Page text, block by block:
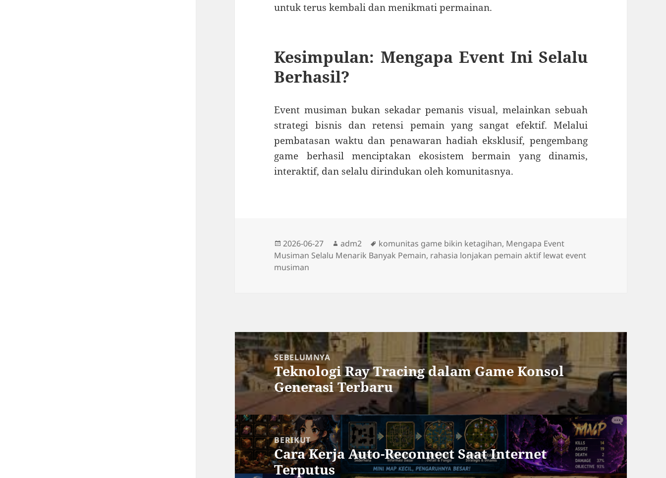
untuk terus kembali dan menikmati permainan.
Kesimpulan: Mengapa Event Ini Selalu
Berhasil?
Event musiman bukan sekadar pemanis visual, melainkan sebuah
strategi bisnis dan retensi pemain yang sangat efektif. Melalui
pembatasan waktu dan penawaran hadiah eksklusif, pengembang
game berhasil menciptakan ekosistem bermain yang dinamis,
interaktif, dan selalu dirindukan oleh komunitasnya.
Diposkan
pada
2026-06-27 Penulis
adm2 Tag
komunitas game bikin ketagihan, Mengapa Event
Musiman Selalu Menarik Banyak Pemain, rahasia lonjakan pemain aktif lewat event
musiman
Navigasi
pos
SEBELUMNYA
Pos
sebelumnya:
Teknologi Ray Tracing dalam Game Konsol
Generasi Terbaru
BERIKUT
Pos
berikutnya:
Cara Kerja Auto-Reconnect Saat Internet
Terputus